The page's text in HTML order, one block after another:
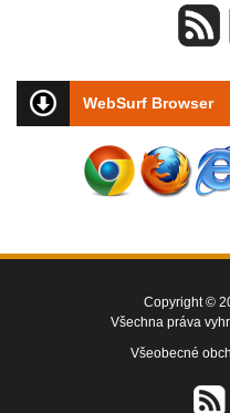
WebSurf Browser
Copyright ©
Všechna práva
Všeobecné